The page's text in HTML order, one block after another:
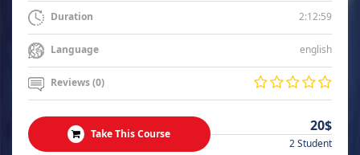
Duration 2:12:59
Language english
Reviews (0)
Take This Course 20$
2 Student